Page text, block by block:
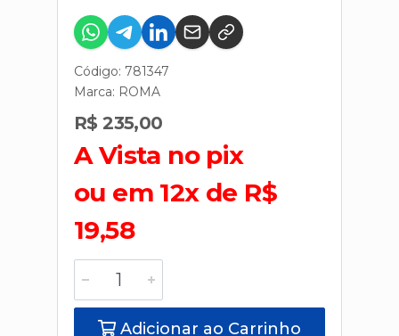
Código: 781347
Marca: ROMA
R$ 235,00
A Vista no pix
ou em 12x de R$
19,58
Adicionar ao Carrinho